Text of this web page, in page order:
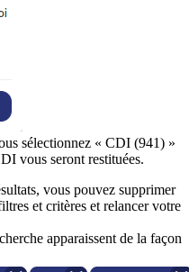
sélectionnez « CDI (941) »
vous seront restituées.
vous pouvez supprimer
et critères et relancer votre
apparaissent de la façon